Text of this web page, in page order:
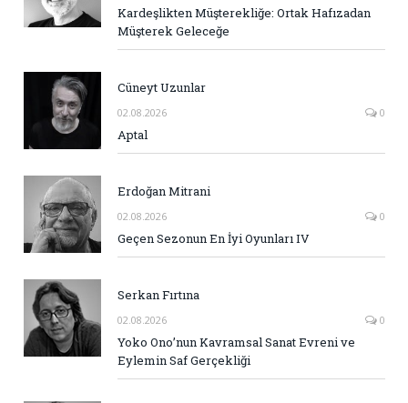
Kardeşlikten Müşterekliğe: Ortak Hafızadan
Müşterek Geleceğe
Cüneyt Uzunlar
02.08.2026 0
Aptal
Erdoğan Mitrani
02.08.2026 0
Geçen Sezonun En İyi Oyunları IV
Serkan Fırtına
02.08.2026 0
Yoko Ono’nun Kavramsal Sanat Evreni ve
Eylemin Saf Gerçekliği